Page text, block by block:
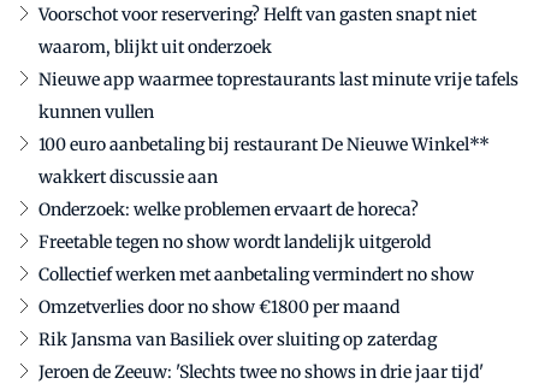
Voorschot voor reservering? Helft van gasten snapt niet
waarom, blijkt uit onderzoek
Nieuwe app waarmee toprestaurants last minute vrije tafels
kunnen vullen
100 euro aanbetaling bij restaurant De Nieuwe Winkel**
wakkert discussie aan
Onderzoek: welke problemen ervaart de horeca?
Freetable tegen no show wordt landelijk uitgerold
Collectief werken met aanbetaling vermindert no show
Omzetverlies door no show €1800 per maand
Rik Jansma van Basiliek over sluiting op zaterdag
Jeroen de Zeeuw: 'Slechts twee no shows in drie jaar tijd'